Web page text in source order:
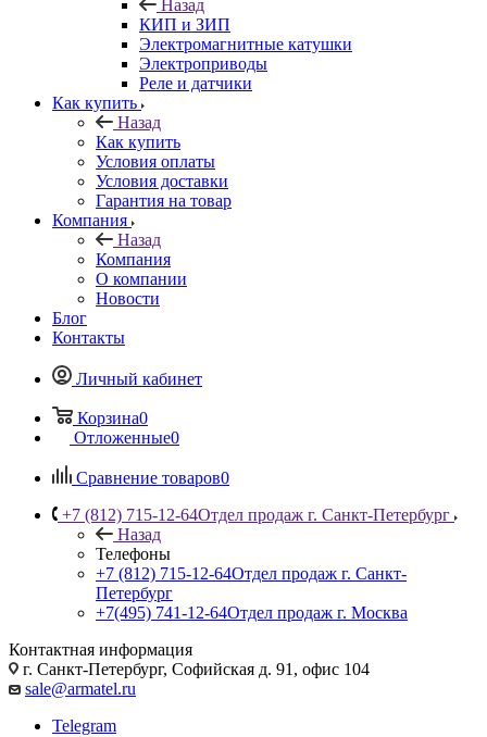
Назад
КИП и ЗИП
Электромагнитные катушки
Электроприводы
Реле и датчики
Как купить
Назад
Как купить
Условия оплаты
Условия доставки
Гарантия на товар
Компания
Назад
Компания
О компании
Новости
Блог
Контакты
Личный кабинет
Корзина0
Отложенные0
Сравнение товаров0
+7 (812) 715-12-64Отдел продаж г. Санкт-Петербург
Назад
Телефоны
+7 (812) 715-12-64Отдел продаж г. Санкт-
Петербург
+7(495) 741-12-64Отдел продаж г. Москва
Контактная информация
г. Санкт-Петербург, Софийская д. 91, офис 104
sale@armatel.ru
Telegram